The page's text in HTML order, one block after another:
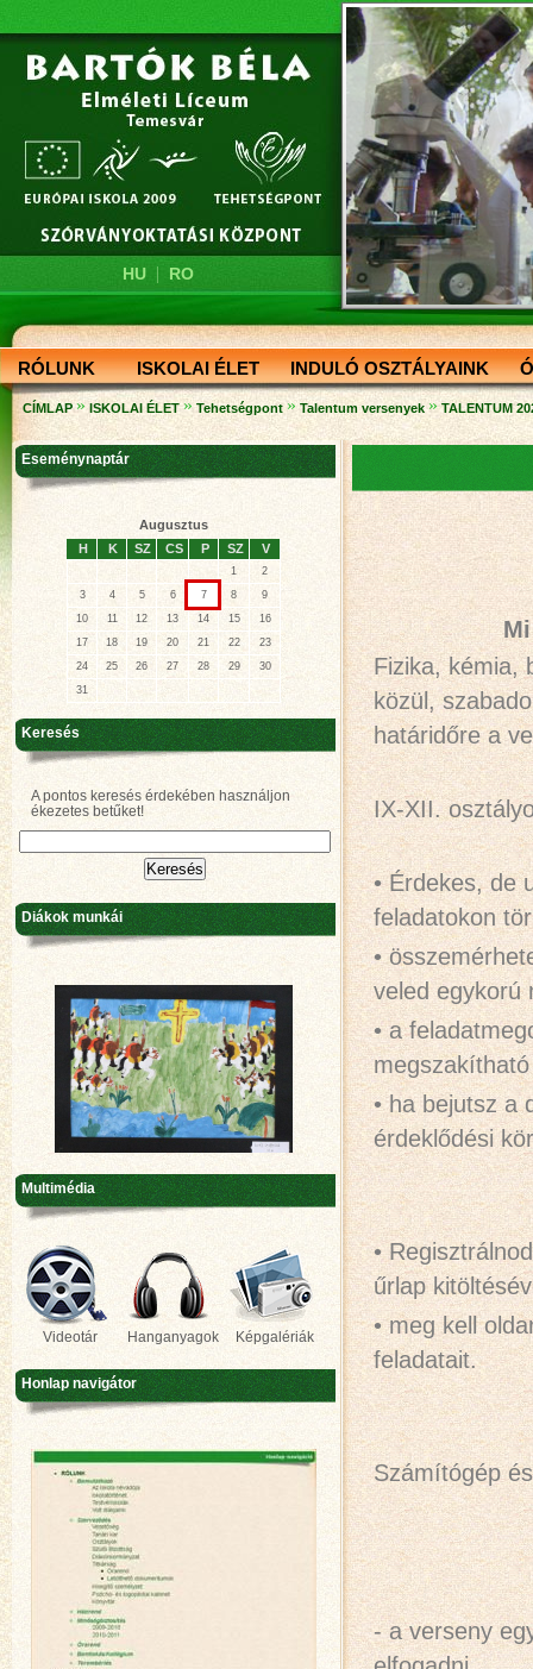
HU| RO
RÓLUNK ISKOLAI ÉLET INDULÓ OSZTÁLYAINK
CÍMLAP » ISKOLAI ÉLET » Tehetségpont » Talentum versenyek » TALENTUM
Fizika, kémia,
közül,
határidőre a
IX-XII.
• Érdekes, de
feladatokon
•
veled egykorú
• a
• ha bejutsz a
érdeklődési
•
űrlap
• meg kell
feladatait.
Számítógép
- a verseny
Eseménynaptár
Augusztus
H
K SZ CS P SZ V
1
2
3
4 5 6 7 8
9
10
11 12 13 14 15
16
17
18 19 20 21 22
23
24
25 26 27 28 29
30
31
Keresés
A pontos keresés érdekében használjon
ékezetes betűket!
Diákok munkái
Multimédia
Videotár Hanganyagok Képgalériák
Honlap navigátor